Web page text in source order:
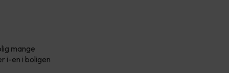
mange
i-en i boligen